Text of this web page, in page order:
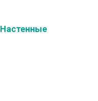
Настенные